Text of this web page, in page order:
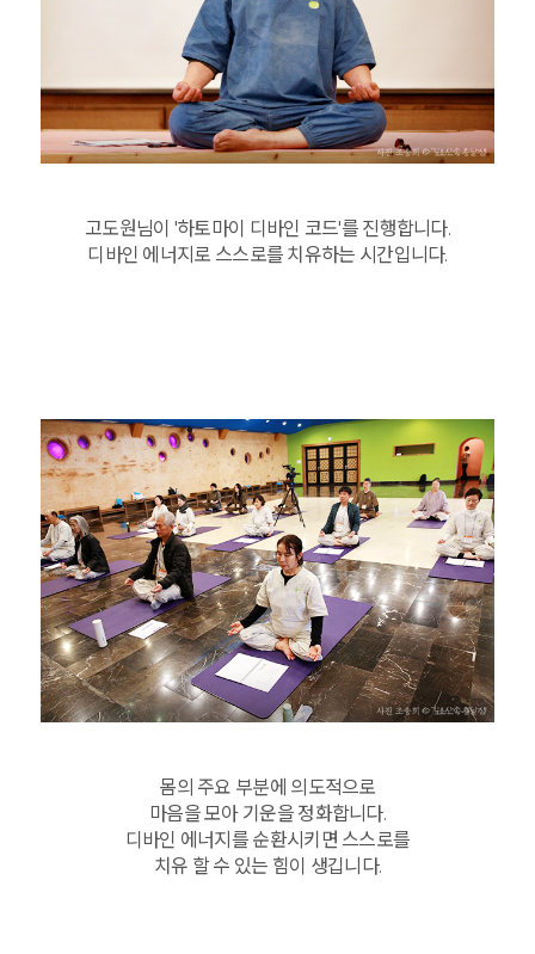
고도원님이 '하토마이 디바인 코드'를 진행합니다.
디바인 에너지로 스스로를 치유하는 시간입니다.
몸의 주요 부분에 의도적으로
마음을 모아 기운을 정화합니다.
디바인 에너지를 순환시키면 스스로를
치유 할 수 있는 힘이 생깁니다.